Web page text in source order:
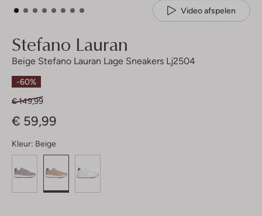
Video afspelen
Stefano Lauran
Beige Stefano Lauran Lage Sneakers Lj2504
-60%
€ 149,99
€ 59,99
Kleur: Beige